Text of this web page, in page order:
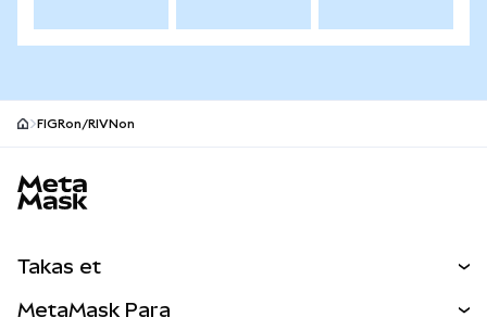
FIGRon/RIVNon
Takas et
MetaMask Para